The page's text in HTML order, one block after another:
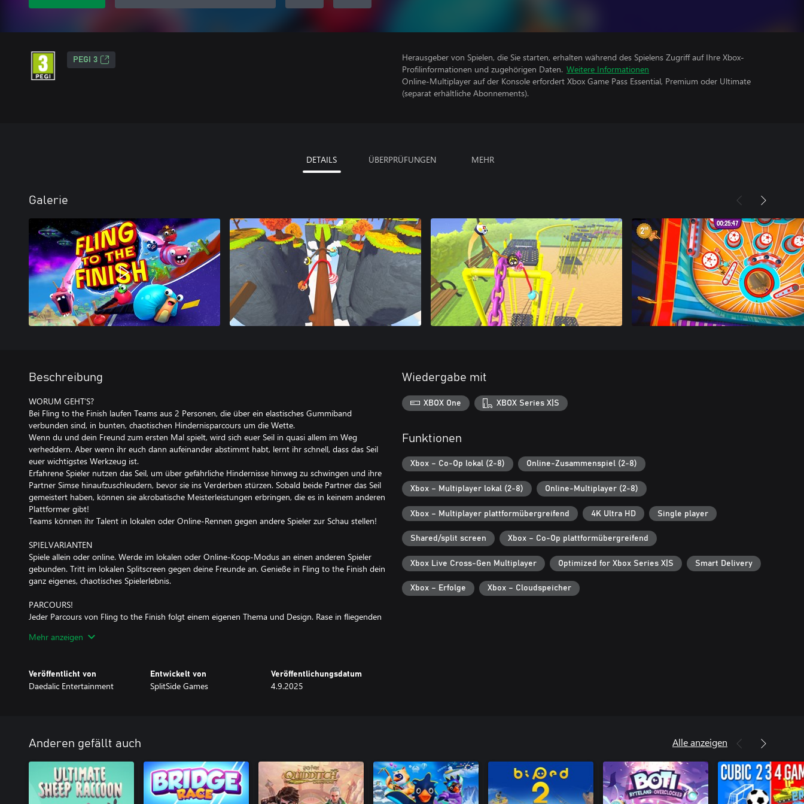
PEGI 3
Herausgeber von Spielen, die Sie starten, erhalten während des Spielens Zugriff auf Ihre Xbox-
Profilinformationen und zugehörigen Daten. Weitere Informationen
Online-Multiplayer auf der Konsole erfordert Xbox Game Pass Essential, Premium oder Ultimate
(separat erhältliche Abonnements).
DETAILS ÜBERPRÜFUNGEN MEHR
Galerie
Beschreibung
WORUM GEHT’S?
Bei Fling to the Finish laufen Teams aus 2 Personen, die über ein elastisches Gummiband
verbunden sind, in bunten, chaotischen Hindernisparcours um die Wette.
Wenn du und dein Freund zum ersten Mal spielt, wird sich euer Seil in quasi allem im Weg
verheddern. Aber wenn ihr euch dann aufeinander abstimmt habt, lernt ihr schnell, dass das Seil
euer wichtigstes Werkzeug ist.
Erfahrene Spieler nutzen das Seil, um über gefährliche Hindernisse hinweg zu schwingen und ihre
Partner Simse hinaufzuschleudern, bevor sie ins Verderben stürzen. Sobald beide Partner das Seil
gemeistert haben, können sie akrobatische Meisterleistungen erbringen, die es in keinem anderen
Plattformer gibt!
Teams können ihr Talent in lokalen oder Online-Rennen gegen andere Spieler zur Schau stellen!
SPIELVARIANTEN
Spiele allein oder online. Werde im lokalen oder Online-Koop-Modus an einen anderen Spieler
gebunden. Tritt im lokalen Splitscreen gegen deine Freunde an. Genieße in Fling to the Finish dein
ganz eigenes, chaotisches Spielerlebnis.
PARCOURS!
Jeder Parcours von Fling to the Finish folgt einem eigenen Thema und Design. Rase in fliegenden
Wir haben jedes Hindernis so entworfen, dass es dich dazu zwingt, dein Seil auf neue Weise
wird. Du weißt nie, welches merkwürdige Hindernis dich als Nächstes erwartet.
verhelfen zu Chancengleichzeit, wenn ein Spieler mehr Erfahrung hat als ein anderer.
EINEN CONTROLLER TEILEN
Da du buchstäblich an deinem Partner hängst, bietet Fling to the Finish ein echtes kooperatives
Spielerlebnis. Wenn du möchtest, kannst du dir bei Fling to the Finish sogar ein und denselben
Controller mit deinem Partner teilen.
Mehr anzeigen
Veröffentlicht von
Daedalic Entertainment
Entwickelt von
SplitSide Games
Veröffentlichungsdatum
4.9.2025
Wiedergabe mit
XBOX One XBOX Series X|S
Funktionen
Xbox – Co-Op lokal (2-8) Online-Zusammenspiel (2-8)
Xbox – Multiplayer lokal (2-8) Online-Multiplayer (2-8)
Xbox – Multiplayer plattformübergreifend 4K Ultra HD Single player
Shared/split screen Xbox – Co-Op plattformübergreifend
Xbox Live Cross-Gen Multiplayer Optimized for Xbox Series X|S Smart Delivery
Xbox – Erfolge Xbox – Cloudspeicher
Anderen gefällt auch Alle anzeigen